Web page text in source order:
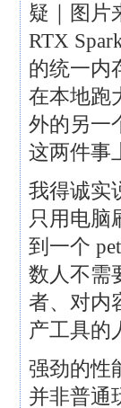
疑｜图片
RTX
的统一内
在本地跑
外的另一
这两件事
我得诚实
只用电脑
到一个
数人不需
者、对内
产工具的
强劲的性
并非普通